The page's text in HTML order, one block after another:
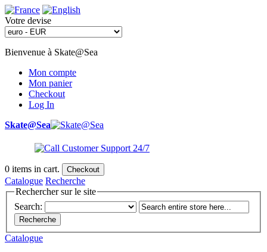
Votre devise
Bienvenue à Skate@Sea
Mon compte
Mon panier
Checkout
Log In
Skate@Sea
0 items in cart. Checkout
Catalogue Recherche
Rechercher sur le site
Search:
Recherche
Catalogue